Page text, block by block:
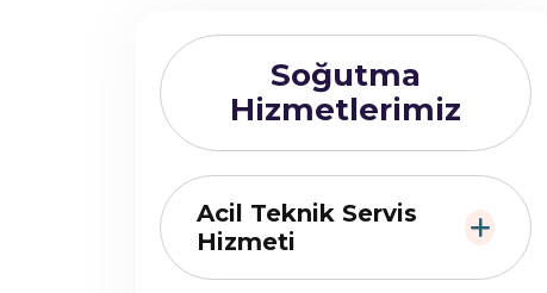
Soğutma
Hizmetlerimiz
Acil Teknik Servis
Hizmeti